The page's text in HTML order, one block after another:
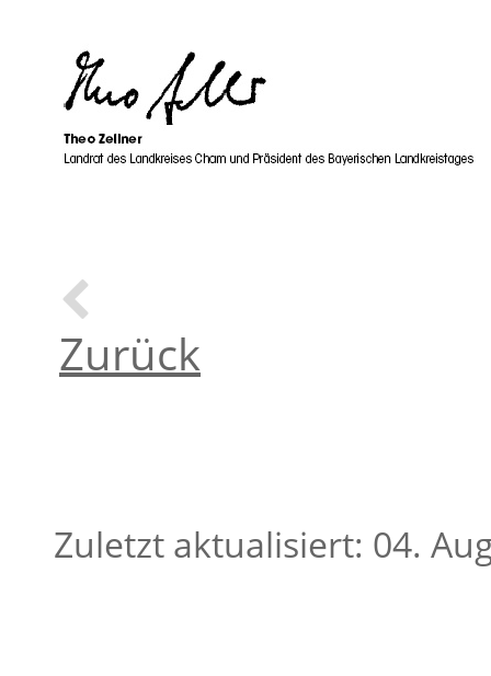
Zurück
Zuletzt aktualisiert: 04.